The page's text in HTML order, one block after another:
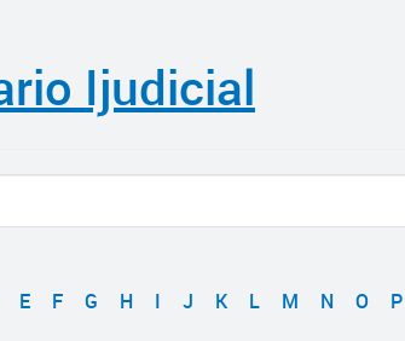
Ijudicial
E F G H I J K L M N O P